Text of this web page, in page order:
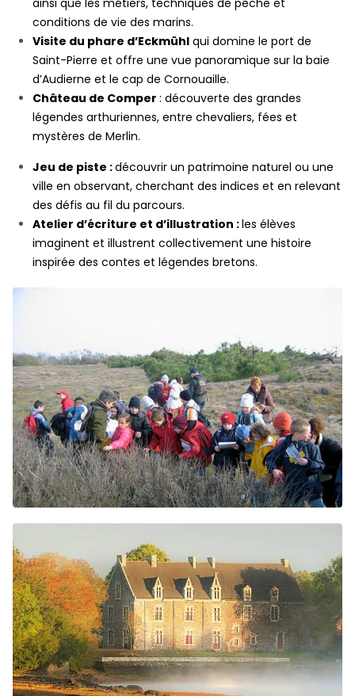
ainsi que les métiers, techniques de pêche et
conditions de vie des marins.
Visite du phare d’Eckmühl qui domine le port de
Saint-Pierre et offre une vue panoramique sur la baie
d’Audierne et le cap de Cornouaille.
Château de Comper : découverte des grandes
légendes arthuriennes, entre chevaliers, fées et
mystères de Merlin.
Jeu de piste :découvrir un patrimoine naturel ou une
ville en observant, cherchant des indices et en relevant
des défis au fil du parcours.
Atelier d’écriture et d’illustration :les élèves
imaginent et illustrent collectivement une histoire
inspirée des contes et légendes bretons.